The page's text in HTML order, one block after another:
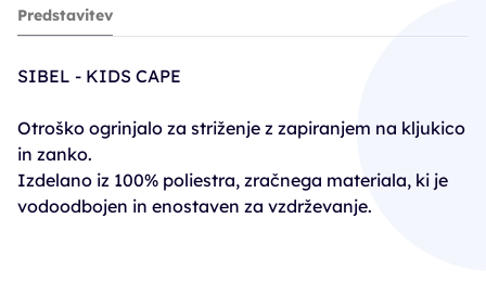
ogrinjalo SIB Kids Cape - Ballerina*
11,69€
16,70€
Predstavitev
SIBEL - KIDS CAPE
Otroško ogrinjalo za striženje z zapiranjem na kljukico
in zanko.
Izdelano iz 100% poliestra, zračnega materiala, ki je
vodoodbojen in enostaven za vzdrževanje.